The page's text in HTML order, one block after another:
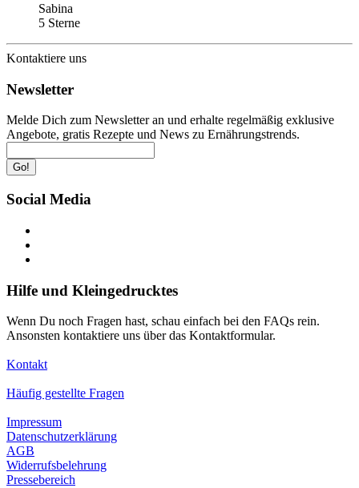
Sabina
5 Sterne
Kontaktiere uns
Newsletter
Melde Dich zum Newsletter an und erhalte regelmäßig exklusive
Angebote, gratis Rezepte und News zu Ernährungstrends.
Go!
Social Media
Hilfe und Kleingedrucktes
Wenn Du noch Fragen hast, schau einfach bei den FAQs rein.
Ansonsten kontaktiere uns über das Kontaktformular.
Kontakt
Häufig gestellte Fragen
Impressum
Datenschutzerklärung
AGB
Widerrufsbelehrung
Pressebereich